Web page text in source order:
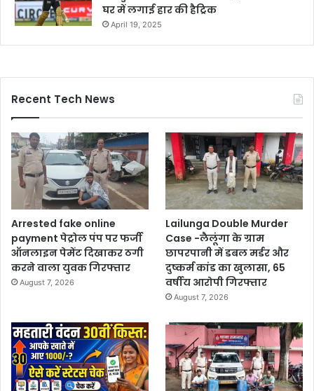
घर में लगाई हार की हैट्रिक
April 19, 2025
Recent Tech News
Arrested fake online
payment पेट्रोल पंप पर फर्जी
ऑनलाइन पेमेंट दिखाकर ठगी
करने वाला युवक गिरफ्तार
August 7, 2026
Lailunga Double Murder
Case -लैलूंगा के ग्राम
छापरपानी में डबल मर्डर और
दुष्कर्म कांड का खुलासा, 65
वर्षीय आरोपी गिरफ्तार
August 7, 2026